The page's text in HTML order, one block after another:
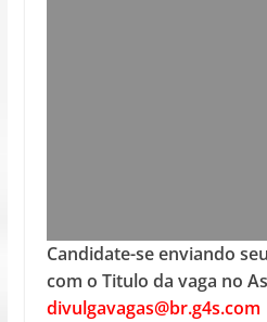
Candidate-se enviando
com o Titulo da vaga no
divulgavagas@br.g4s.com